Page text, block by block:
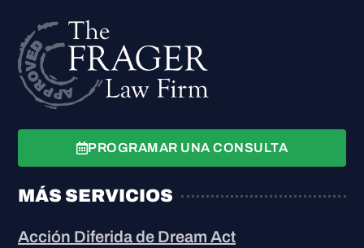
PROGRAMAR UNA CONSULTA
MÁS SERVICIOS
Acción Diferida de Dream Act